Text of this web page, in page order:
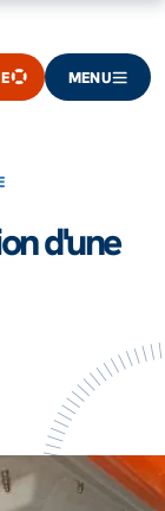
MENU
d'une